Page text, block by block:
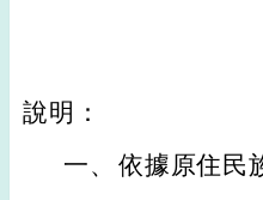
說明：
一、 依據原住民